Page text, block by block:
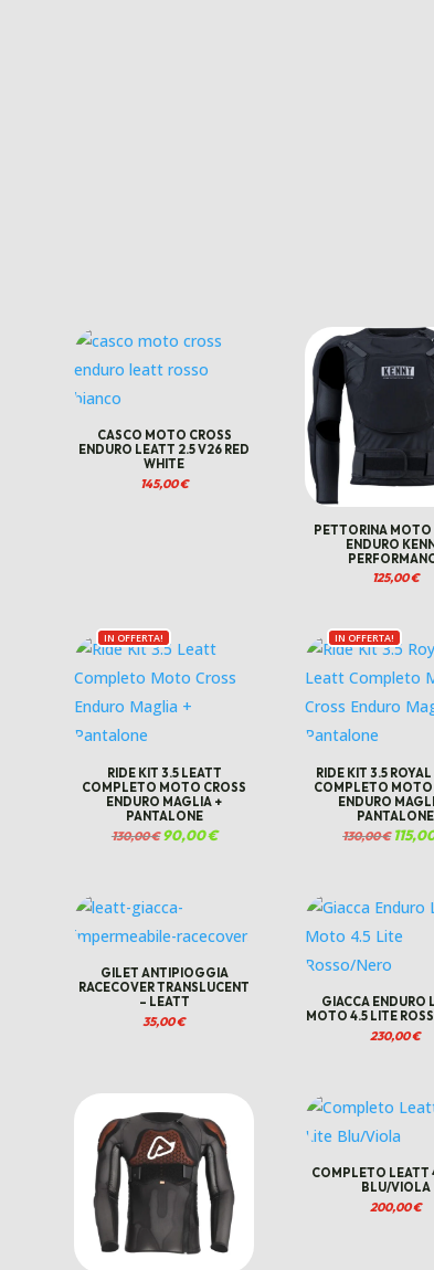
CASCO MOTO CROSS
ENDURO LEATT 2.5 V26 RED
WHITE
145,00€
PETTORINA MOTO
ENDURO
125,00€
IN OFFERTA!
RIDE KIT 3.5 LEATT
COMPLETO MOTO CROSS
ENDURO MAGLIA +
PANTALONE
130,00€Il
prezzo
90,00€Il
prezzo
IN OFFERTA!
RIDE KIT 3.5
COMPLETO MOTO
ENDURO
PANTALONE
130,00€ Il
prezzo
GILET ANTIPIOGGIA
RACECOVER TRANSLUCENT
– LEATT
35,00€
GIACCA ENDURO
MOTO 4.5 LITE
230,00€
COMPLETO LEATT
BLU/VIOLA
200,00€